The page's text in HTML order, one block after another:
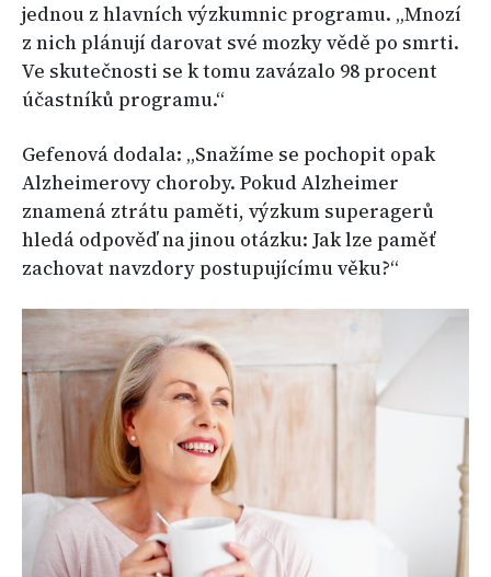
jednou z hlavních výzkumnic programu. „Mnozí
z nich plánují darovat své mozky vědě po smrti.
Ve skutečnosti se k tomu zavázalo 98 procent
účastníků programu.“
Gefenová dodala: „Snažíme se pochopit opak
Alzheimerovy choroby. Pokud Alzheimer
znamená ztrátu paměti, výzkum superagerů
hledá odpověď na jinou otázku: Jak lze paměť
zachovat navzdory postupujícímu věku?“